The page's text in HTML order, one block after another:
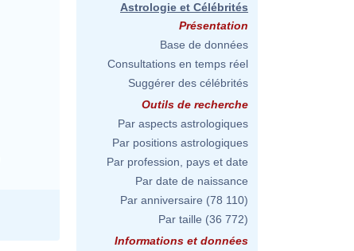
Astrologie et Célébrités
Présentation
Base de données
Consultations en temps réel
Suggérer des célébrités
Outils de recherche
Par aspects astrologiques
Par positions astrologiques
Par profession, pays et date
Par date de naissance
Par anniversaire (78 110)
Par taille (36 772)
Informations et données